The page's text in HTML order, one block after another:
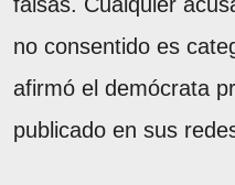
no consentido es
afirmó el demócrata
publicado en sus